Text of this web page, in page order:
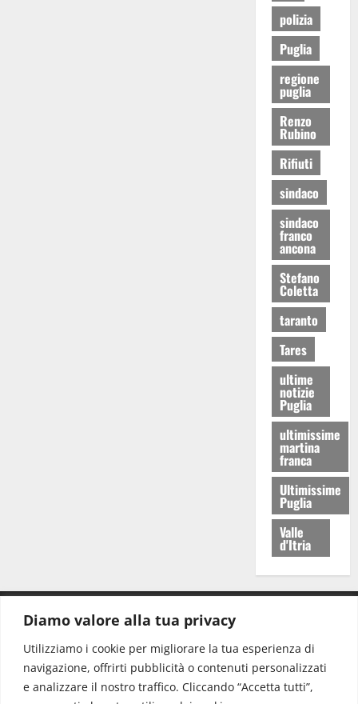
Diamo valore alla tua privacy
Utilizziamo i cookie per migliorare la tua esperienza di
navigazione, offrirti pubblicità o contenuti personalizzati
e analizzare il nostro traffico. Cliccando “Accetta tutti”,
polizia
Puglia
regione
puglia
Renzo
Rubino
Rifiuti
sindaco
sindaco
franco
ancona
Stefano
Coletta
taranto
Tares
ultime
notizie
Puglia
ultimissime
martina
franca
Ultimissime
Puglia
Valle
d'Itria
Redazione: redazione@www.martinasera.it
Direttore:direttore@www.martinasera.it